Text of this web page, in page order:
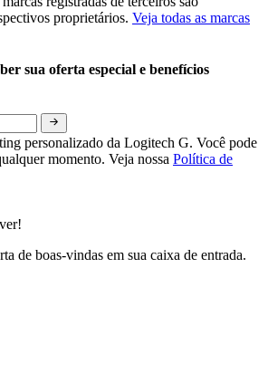
proprietários. Veja todas as marcas
sua oferta especial e benefícios
personalizado da Logitech G. Você pode
momento. Veja nossa Política de
de boas-vindas em sua caixa de entrada.